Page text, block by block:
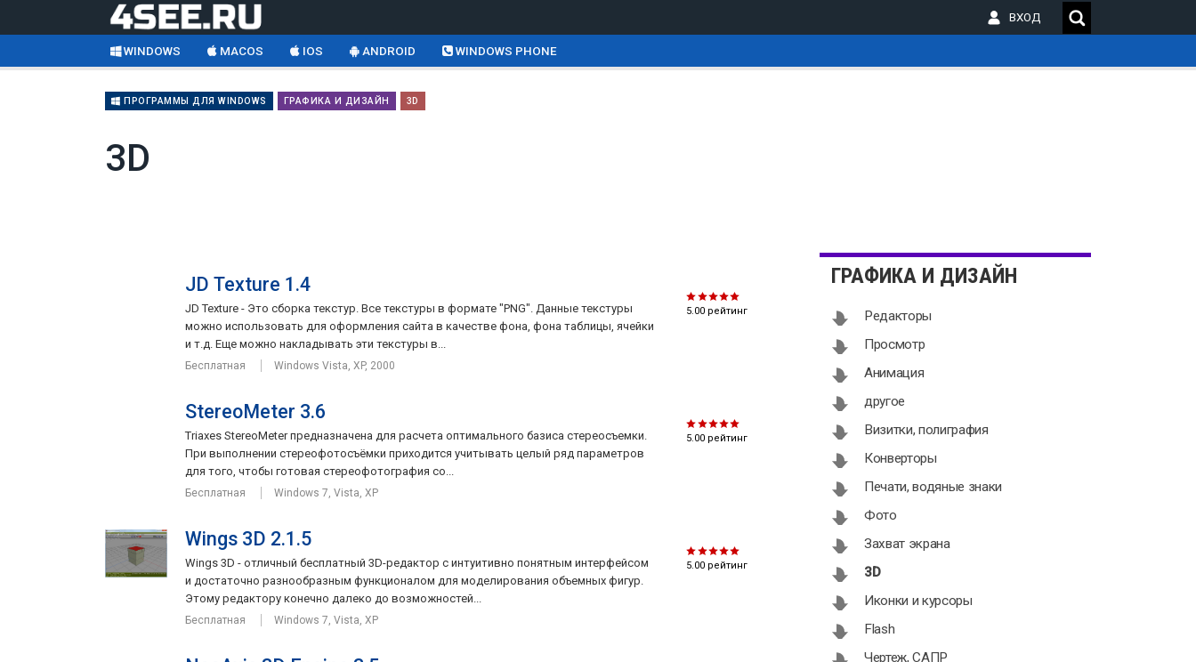
ВХОД
WINDOWS MACOS IOS ANDROID WINDOWS PHONE
ПРОГРАММЫ ДЛЯ WINDOWS ГРАФИКА И ДИЗАЙН 3D
3D
5.00 рейтинг
JD Texture 1.4
JD Texture - Это сборка текстур. Все текстуры в формате "PNG". Данные текстуры
можно использовать для оформления сайта в качестве фона, фона таблицы, ячейки
и т.д. Еще можно накладывать эти текстуры в...
Бесплатная Windows Vista, XP, 2000
5.00 рейтинг
StereoMeter 3.6
Triaxes StereoMeter предназначена для расчета оптимального базиса стереосъемки.
При выполнении стереофотосъёмки приходится учитывать целый ряд параметров
для того, чтобы готовая стереофотография со...
Бесплатная Windows 7, Vista, XP
5.00 рейтинг
Wings 3D 2.1.5
Wings 3D - отличный бесплатный 3D-редактор с интуитивно понятным интерфейсом
и достаточно разнообразным функционалом для моделирования объемных фигур.
Этому редактору конечно далеко до возможностей...
Бесплатная Windows 7, Vista, XP
ГРАФИКА И ДИЗАЙН
Редакторы
Просмотр
Анимация
другое
Визитки, полиграфия
Конверторы
Печати, водяные знаки
Фото
Захват экрана
3D
Иконки и курсоры
Flash
Чертеж, САПР